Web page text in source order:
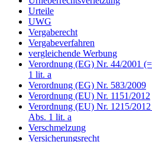
Urteile
UWG
Vergaberecht
Vergabeverfahren
vergleichende Werbung
Verordnung (EG) Nr. 44/2001
1 lit. a
Verordnung (EG) Nr. 583/2009
Verordnung (EU) Nr. 1151/2012
Verordnung (EU) Nr. 1215/
Abs. 1 lit. a
Verschmelzung
Versicherungsrecht